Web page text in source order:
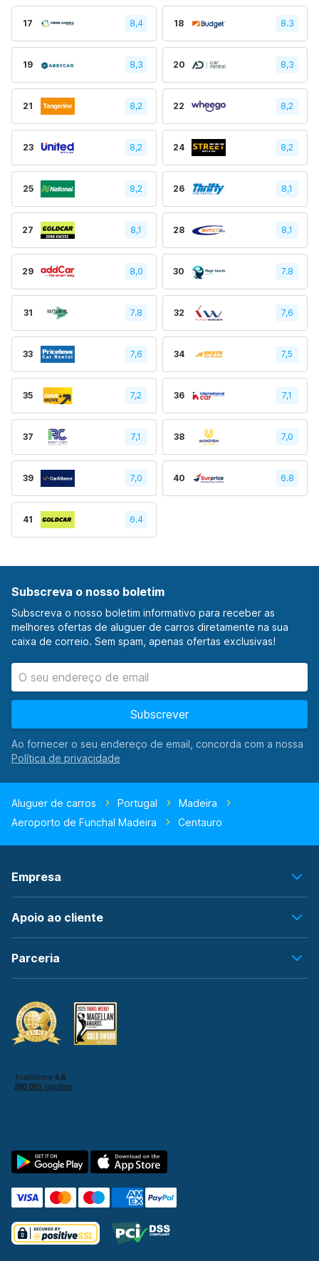
17 8,4 18 8.3
19 8,3 20 8,3
21 8,2 22 8,2
23 8,2 24 8,2
25 8,2 26 8,1
27 8,1 28 8,1
29 8,0 30 7.8
31 7.8 32 7,6
33 7,6 34 7,5
35 7,2 36 7,1
37 7,1 38 7,0
39 7,0 40 6.8
41 6.4
Subscreva o nosso boletim
Subscreva o nosso boletim informativo para receber as
melhores ofertas de aluguer de carros diretamente na sua
caixa de correio. Sem spam, apenas ofertas exclusivas!
Subscrever
Ao fornecer o seu endereço de email, concorda com a nossa
Aluguer de carros Portugal
Madeira
Aeroporto de Funchal Madeira
Centauro
Empresa
Apoio ao cliente
Parceria